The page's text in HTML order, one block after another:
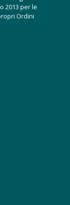
2013 per le
Ordini